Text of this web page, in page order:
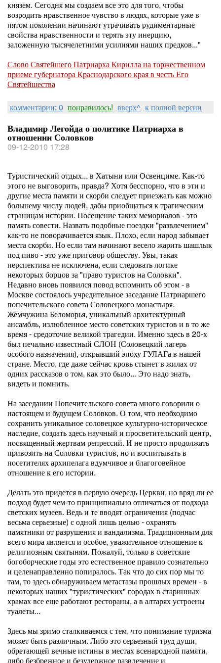
князем. Сегодня мы создаем все это для того, чтобы
возродить нравственное чувство в людях, которые уже в
пятом поколении начинают утрачивать рудиментарные
свойства нравственности и терять эту инерцию,
заложенную тысячелетними усилиями наших предков..."
Слово Святейшего Патриарха Кирилла на торжественном
приеме губернатора Краснодарского края в честь Его
Святейшества
комментарии: 0 понравилось! вверх^ к полной версии
Владимир Легойда о политике Патриарха в
отношении Соловков
09-12-2010 17:28
Туристический отдых... в Хатыни или Освенциме. Как-то
этого не выговорить, правда? Хотя бесспорно, что в эти и
другие места памяти и скорби следует приезжать как можно
большему числу людей, дабы приобщаться к трагическим
страницам истории. Посещение таких мемориалов - это
память совести. Назвать подобные поездки "развлечением"
как-то не поворачивается язык. Плохо, если народ забывает
места скорби. Но если там начинают весело жарить шашлык
под пиво - это уже приговор обществу. Увы, такая
перспектива не исключена, если следовать логике
некоторых борцов за "право туристов на Соловки".
Недавно вновь появился повод вспомнить об этом - в
Москве состоялось учредительное заседание Патриаршего
попечительского совета Соловецкого монастыря.
Жемчужина Беломорья, уникальный архитектурный
ансамбль, излюбленное место советских туристов и в то же
время - средоточие великой трагедии. Именно здесь в 20-х
был печально известный СЛОН (Соловецкий лагерь
особого назначения), открывший эпоху ГУЛАГа в нашей
стране. Место, где даже сейчас кровь стынет в жилах от
одних рассказов о том, как это было... Это надо знать,
видеть и помнить.
На заседании Попечительского совета много говорили о
настоящем и будущем Соловков. О том, что необходимо
сохранить уникальное соловецкое культурно-историческое
наследие, создать здесь научный и просветительский центр,
посвященный жертвам репрессий. И не просто продолжать
привозить на Соловки туристов, но и воспитывать в
посетителях архипелага вдумчивое и благоговейное
отношение к его истории.
Делать это придется в первую очередь Церкви, но вряд ли ее
подход будет чем-то принципиально отличаться от подхода
светских музеев. Ведь и те вводят ограничения (подчас
весьма серьезные) с одной лишь целью - охранять
памятники от разрушения и вандализма. Традиционным для
всего мира является и особое, уважительное отношение к
религиозным святыням. Пожалуй, только в советские
богоборческие годы это естественное правило сознательно
и целенаправленно попиралось. Так что до сих пор мы то
там, то здесь обнаруживаем метастазы прошлых времен - в
некоторых наших "туристических" городах в старинных
храмах все еще работают рестораны, а в алтарях устроены
туалеты...
Здесь мы зримо сталкиваемся с тем, что понимание туризма
может быть различным. Либо это серьезный труд души,
обретающей вечные истины в местах всенародной памяти,
либо безбрежное и безудержное развлечение и